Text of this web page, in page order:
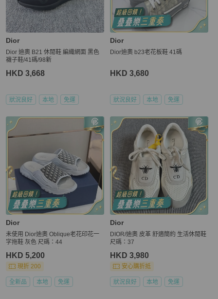
Dior
Dior 迪奧 B21 休閒鞋 編織網面 黑色
襪子鞋/41碼/98新
HKD 3,668
狀況良好 本地 免運
Dior
Dior迪奧 b23老花板鞋 41碼
HKD 3,680
狀況良好 本地 免運
Dior
未使用 Dior迪奧 Oblique老花印花一
字拖鞋 灰色 尺碼：44
HKD 5,200
現折 200
全新品 本地 免運
Dior
DIOR/迪奧 皮革 舒適簡約 生活休閒鞋
尺碼：37
HKD 3,980
安心購折抵
狀況良好 本地 免運